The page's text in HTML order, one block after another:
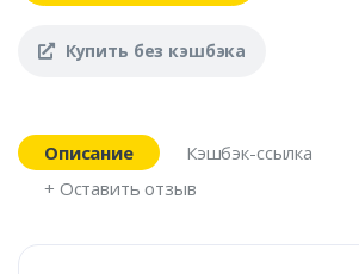
Купить без кэшбэка
Описание
Кэшбэк-ссылка
+ Оставить отзыв